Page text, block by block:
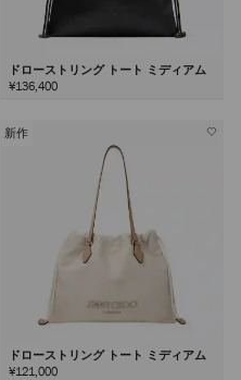
ドローストリング トート ミディアム
¥136,400
新作
ドローストリング トート ミディアム
¥121,000